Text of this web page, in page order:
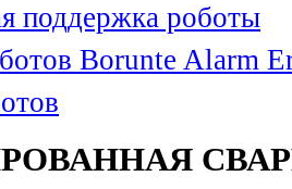
поддержка роботы
Borunte Alarm